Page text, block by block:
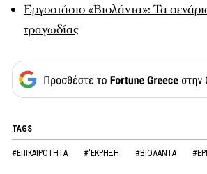
Εργοστάσιο «Βιολάντα»: Τα
τραγωδίας
TAGS
#ΕΠΙΚΑΙΡΟΤΗΤΑ #'ΕΚΡΗΞΗ #ΒΙΟΛΑΝΤΑ